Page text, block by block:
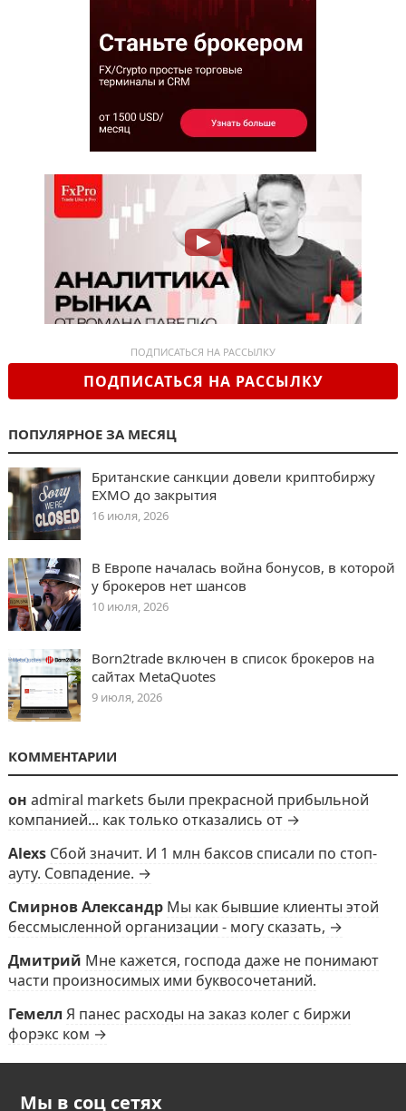
ПОДПИСАТЬСЯ НА РАССЫЛКУ
ПОДПИСАТЬСЯ НА РАССЫЛКУ
ПОПУЛЯРНОЕ ЗА МЕСЯЦ
Британские санкции довели криптобиржу
EXMO до закрытия
16 июля, 2026
В Европе началась война бонусов, в которой
у брокеров нет шансов
10 июля, 2026
Born2trade включен в список брокеров на
сайтах MetaQuotes
9 июля, 2026
КОММЕНТАРИИ
он admiral markets были прекрасной прибыльной
компанией... как только отказались от →
Alexs Сбой значит. И 1 млн баксов списали по стоп-
ауту. Совпадение. →
Смирнов Александр Мы как бывшие клиенты этой
бессмысленной организации - могу сказать, →
Дмитрий Мне кажется, господа даже не понимают
части произносимых ими буквосочетаний.
Гемелл Я панес расходы на заказ колег с биржи
форэкс ком →
Мы в соц сетях